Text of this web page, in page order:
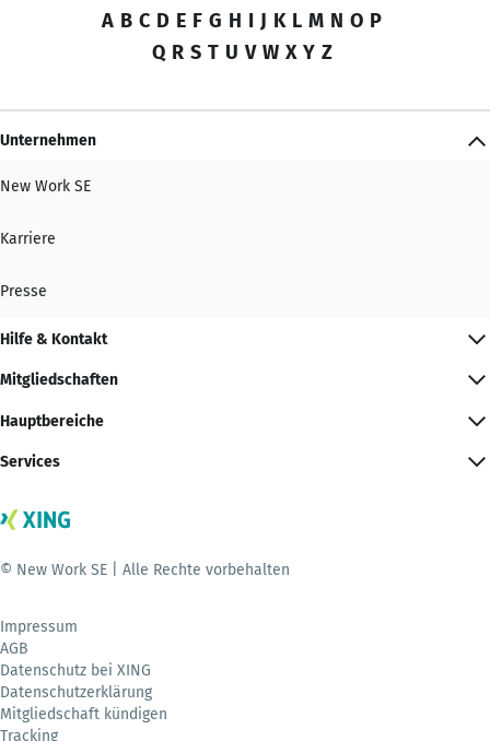
A B C D E F G H I J K L M N O P
Q R S T U V W X Y Z
Unternehmen
New Work SE
Karriere
Presse
Hilfe & Kontakt
Mitgliedschaften
Hauptbereiche
Services
© New Work SE | Alle Rechte vorbehalten
Impressum
AGB
Datenschutz bei XING
Datenschutzerklärung
Mitgliedschaft kündigen
Tracking